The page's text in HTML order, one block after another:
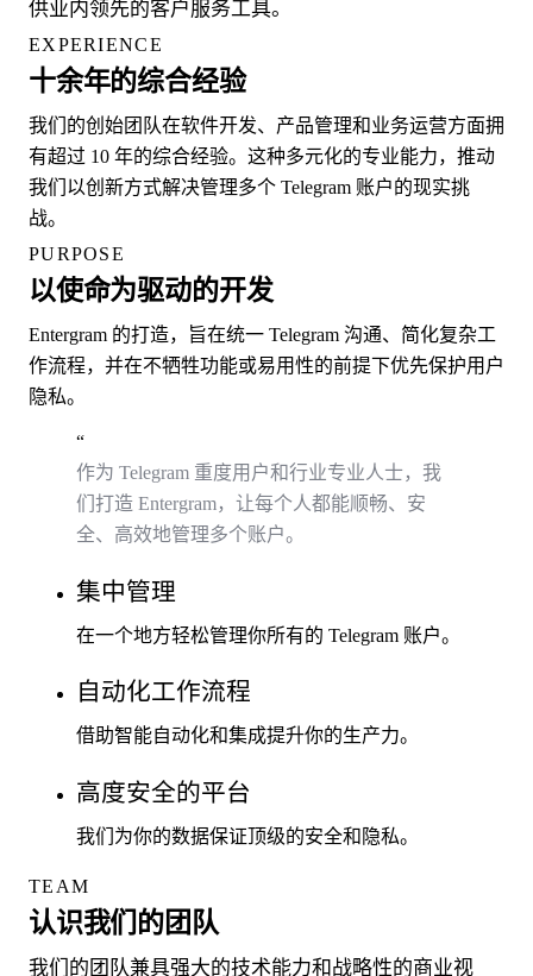
供业内领先的客户服务工具。
EXPERIENCE
十余年的综合经验
我们的创始团队在软件开发、产品管理和业务运营方面拥
有超过 10 年的综合经验。这种多元化的专业能力，推动
我们以创新方式解决管理多个 Telegram 账户的现实挑
战。
PURPOSE
以使命为驱动的开发
Entergram 的打造，旨在统一 Telegram 沟通、简化复杂工
作流程，并在不牺牲功能或易用性的前提下优先保护用户
隐私。
“
作为 Telegram 重度用户和行业专业人士，我
们打造 Entergram，让每个人都能顺畅、安
全、高效地管理多个账户。
集中管理
在一个地方轻松管理你所有的 Telegram 账户。
自动化工作流程
借助智能自动化和集成提升你的生产力。
高度安全的平台
我们为你的数据保证顶级的安全和隐私。
TEAM
认识我们的团队
我们的团队兼具强大的技术能力和战略性的商业视